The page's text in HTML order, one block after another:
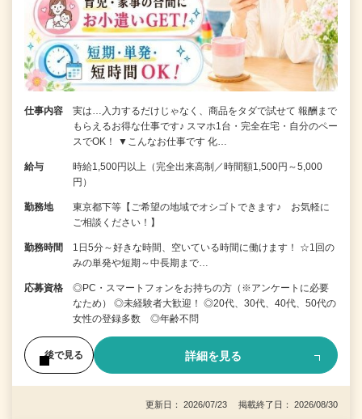
仕事内容
実は…入力するだけじゃなく、商品をタダで試せて 報酬まで
もらえるお得な仕事です♪ スマホ1台・完全在宅・自分のペー
スでOK！ ▼こんなお仕事です 化…
給与
時給1,500円以上（完全出来高制／時間額1,500円～5,000
円）
勤務地
東京都下等【ご希望の地域でオシゴトできます♪ お気軽に
ご相談ください！】
勤務時間
1日5分～好きな時間、空いている時間に働けます！ ☆1回の
みの単発や短期～中長期まで…
応募資格
◎PC・スマートフォンをお持ちの方（※アンケートに必要
なため） ◎未経験者大歓迎！ ◎20代、30代、40代、50代の
女性の登録多数 ◎年齢不問
後で見る 詳細を見る
更新日： 2026/07/23 掲載終了日： 2026/08/30